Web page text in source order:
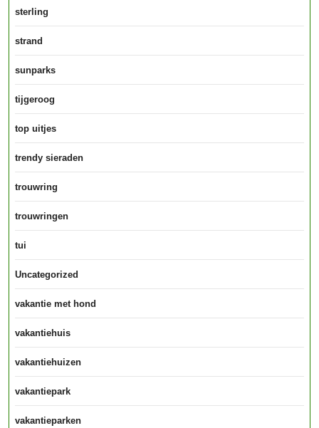
sterling
strand
sunparks
tijgeroog
top uitjes
trendy sieraden
trouwring
trouwringen
tui
Uncategorized
vakantie met hond
vakantiehuis
vakantiehuizen
vakantiepark
vakantieparken